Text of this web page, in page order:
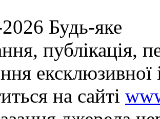
Будь-яке
публiкацiя,
на сайті